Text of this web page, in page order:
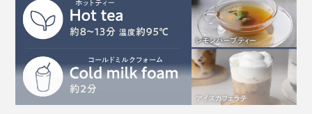
ふきこぼれることなく、温め過ぎによる膜も張らず、な
めらかにできあがる設計に。
水で作ればコーヒー感覚、ミルクで作れば濃厚かつクリ
ーミー。ハイカカオのチョコレートで作る「ホットチョ
コレート」は、甘ったるさがなく、カロリーも控えめで